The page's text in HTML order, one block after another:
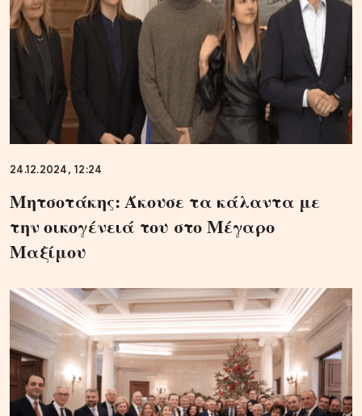
24.12.2024, 12:24
Μητσοτάκης: Άκουσε τα κάλαντα με
την οικογένειά του στο Μέγαρο
Μαξίμου